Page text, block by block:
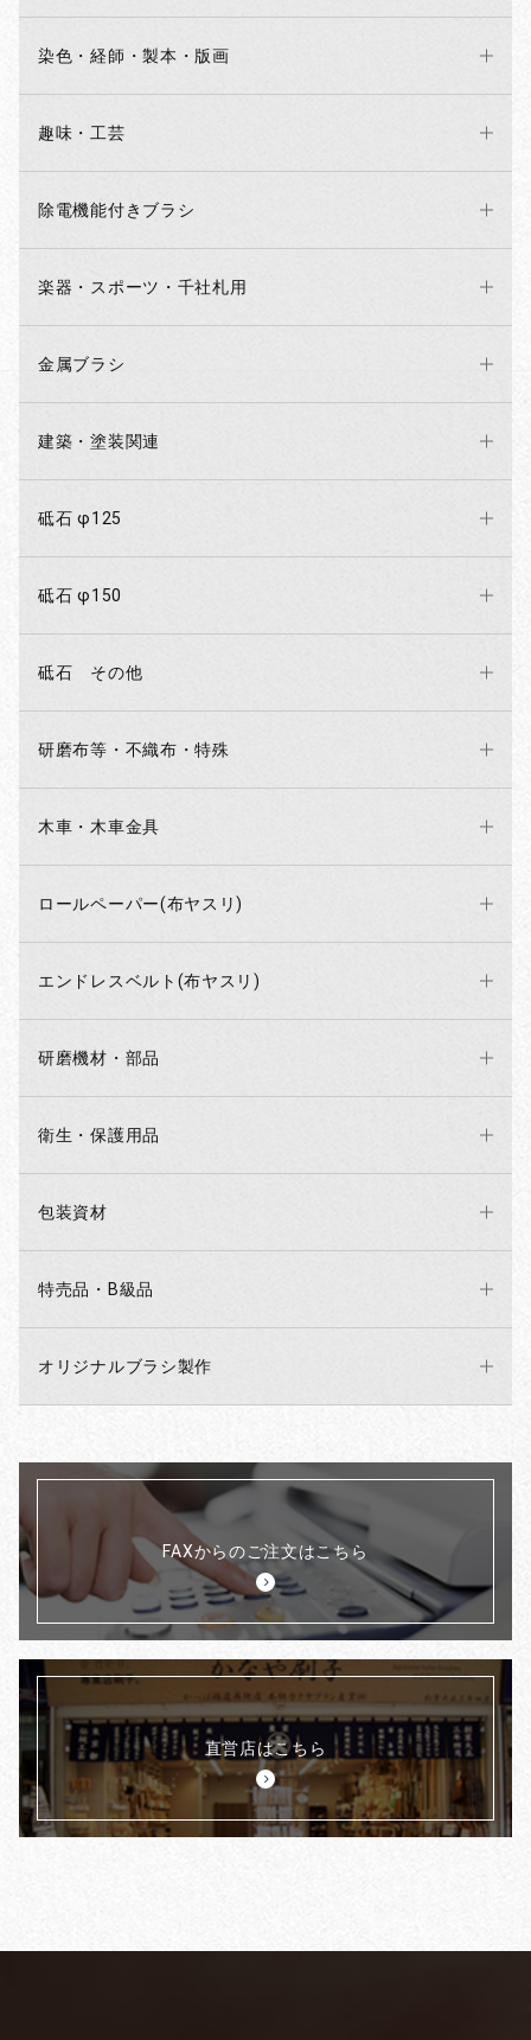
染色・経師・製本・版画
趣味・工芸
除電機能付きブラシ
楽器・スポーツ・千社札用
金属ブラシ
建築・塗装関連
砥石 φ125
砥石 φ150
砥石 その他
研磨布等・不織布・特殊
木車・木車金具
ロールペーパー(布ヤスリ)
エンドレスベルト(布ヤスリ)
研磨機材・部品
衛生・保護用品
包装資材
特売品・B級品
オリジナルブラシ製作
FAXからのご注文はこちら
直営店はこちら